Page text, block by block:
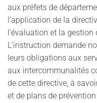
aux préfets de
l’application de la
l’évaluation et la gestion
L’instruction demande
leurs obligations aux
aux intercommunalités
de cette directive, à
et de plans de